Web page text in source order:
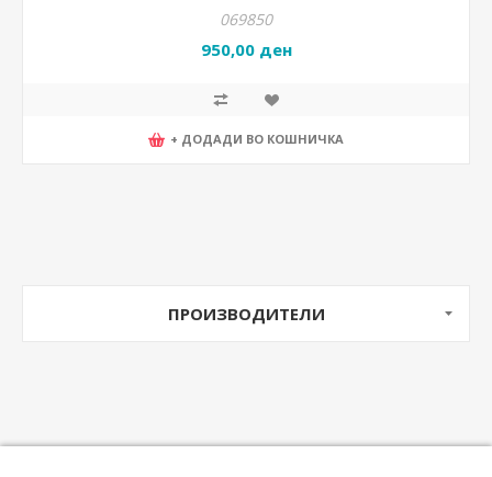
069850
950,00 ден
+ ДОДАДИ ВО КОШНИЧКА
ПРОИЗВОДИТЕЛИ